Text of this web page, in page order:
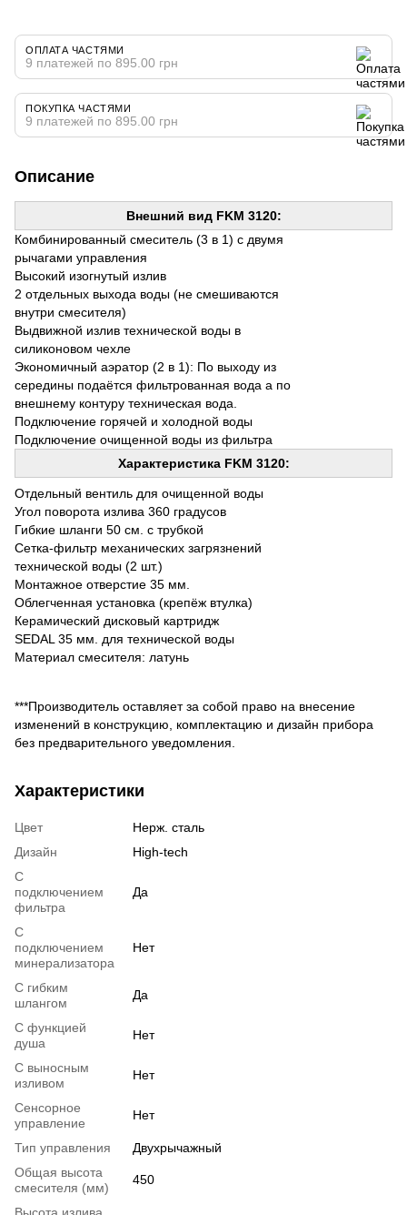
ОПЛАТА ЧАСТЯМИ
9 платежей по 895.00 грн
ПОКУПКА ЧАСТЯМИ
9 платежей по 895.00 грн
Описание
Внешний видFKM 3120:
Комбинированный смеситель (3 в 1) с двумя
рычагами управления
Высокий изогнутый излив
2 отдельных выхода воды (не смешиваются
внутри смесителя)
Выдвижной излив технической воды в
силиконовом чехле
Экономичный аэратор (2 в 1): По выходу из
середины подаётся фильтрованная вода а по
внешнему контуру техническая вода.
Подключение горячей и холодной воды
Подключение очищенной воды из фильтра
Характеристика FKM 3120:
Отдельный вентиль для очищенной воды
Угол поворота излива 360 градусов
Гибкие шланги 50 см. с трубкой
Сетка-фильтр механических загрязнений
технической воды (2 шт.)
Монтажное отверстие 35 мм.
Облегченная установка (крепёж втулка)
Керамический дисковый картридж
SEDAL 35 мм. для технической воды
Материал смесителя: латунь
***Производитель оставляет за собой право на внесение
изменений в конструкцию, комплектацию и дизайн прибора
без предварительного уведомления.
Характеристики
Цвет
Нерж. сталь
Дизайн
High-tech
С
подключением
фильтра
Да
С
подключением
минерализатора
Нет
С гибким
шлангом
Да
С функцией
душа
Нет
С выносным
изливом
Нет
Сенсорное
управление
Нет
Тип управления
Двухрычажный
Общая высота
смесителя (мм)
450
Высота излива